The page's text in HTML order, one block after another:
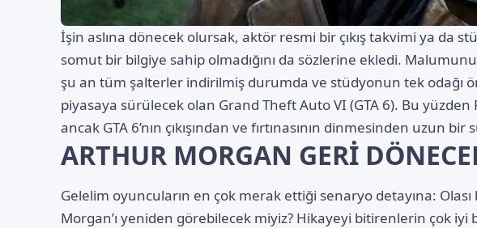
İşin aslına dönecek olursak, aktör resmi bir çıkış takvimi ya da
somut bir bilgiye sahip olmadığını da sözlerine ekledi.
şu an tüm şalterler indirilmiş durumda ve stüdyonun tek odağı
piyasaya sürülecek olan Grand Theft Auto VI (GTA 6). Bu yüzden
ancak GTA 6’nın çıkışından ve fırtınasının dinmesinden uzun
ARTHUR MORGAN GERİ
Gelelim oyuncuların en çok merak ettiği senaryo detayına:
Morgan’ı yeniden görebilecek miyiz? Hikayeyi bitirenlerin çok